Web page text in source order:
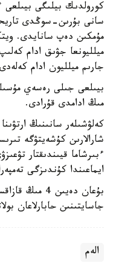
كورولدىك بيلىگى بيىلعى
سانى بۇرىن-سوڭدى
مۇمكىن دەپ سانايدى.
ميلليونعا جۋىق ادام
جارىم ميلليون ادام
مىڭ ادامدى قۇرادى.
كەلۋشىلەر سانىنىڭ
شارالارىن كۇشەيتۋگە
ءبىرشاما قيىندىقتار
ايماعىندا كۇندىزگى تەمپەراتۋرا 46 گرادۋسقا
بۇعان دەيىن
جاسايتىنىن حابارلاعان
الەم